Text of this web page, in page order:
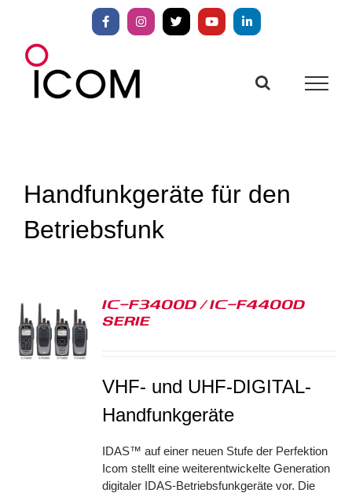
springen
FacebookInstagram
X YouTubeLinkedIn
Handfunkgeräte für den
Betriebsfunk
IC-F3400D / IC-F4400D
SERIE
VHF- und UHF-DIGITAL-
Handfunkgeräte
IDAS™ auf einer neuen Stufe der Perfektion
Icom stellt eine weiterentwickelte Generation
digitaler IDAS-Betriebsfunkgeräte vor. Die